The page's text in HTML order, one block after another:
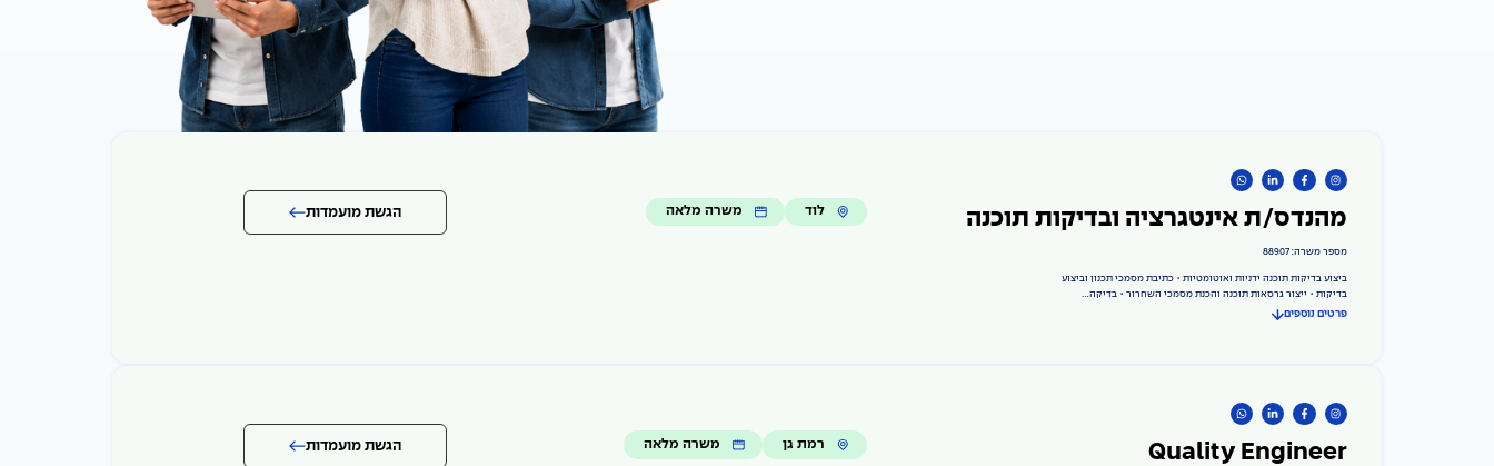
מהנדס/ת אינטגרציה ובדיקות תוכנה
מספר משרה: 88907
ביצוע בדיקות תוכנה ידניות ואוטומטיות • כתיבת מסמכי תכנון וביצוע
בדיקות • ייצור גרסאות תוכנה והכנת מסמכי השחרור • בדיקה...
פרטים נוספים
לוד משרה מלאה הגשת מועמדות
Quality Engineer רמת גן משרה מלאה הגשת מועמדות